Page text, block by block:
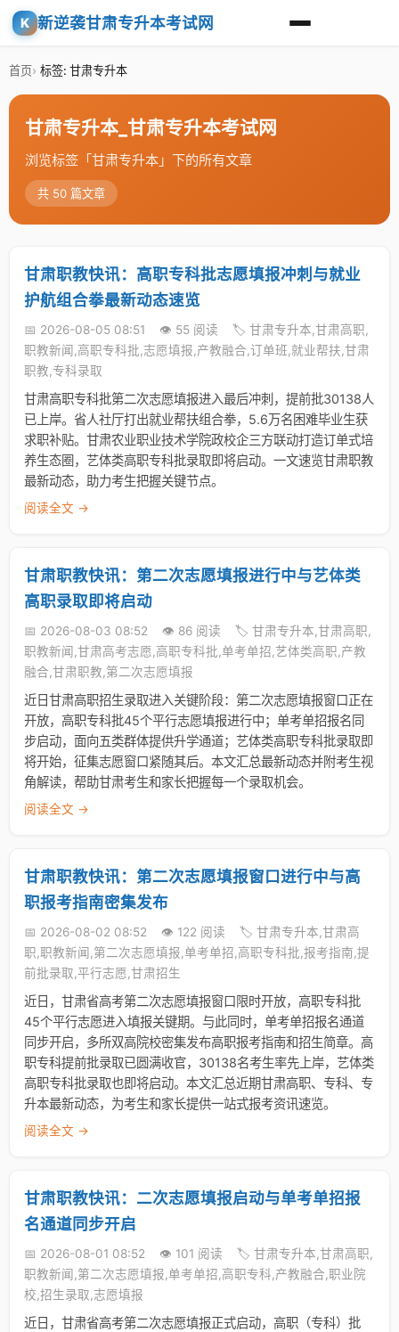
K 新逆袭甘肃专升本考试网
首页 标签: 甘肃专升本
甘肃专升本_甘肃专升本考试网
浏览标签「甘肃专升本」下的所有文章
共 50 篇文章
甘肃职教快讯：高职专科批志愿填报冲刺与就业
护航组合拳最新动态速览
📅 2026-08-05 08:51 👁️ 55 阅读
🏷️ 甘肃专升本,甘肃高职,
职教新闻,高职专科批,志愿填报,产教融合,订单班,就业帮扶,甘肃
职教,专科录取
甘肃高职专科批第二次志愿填报进入最后冲刺，提前批30138人
已上岸。省人社厅打出就业帮扶组合拳，5.6万名困难毕业生获
求职补贴。甘肃农业职业技术学院政校企三方联动打造订单式培
养生态圈，艺体类高职专科批录取即将启动。一文速览甘肃职教
最新动态，助力考生把握关键节点。
阅读全文 →
甘肃职教快讯：第二次志愿填报进行中与艺体类
高职录取即将启动
📅 2026-08-03 08:52 👁️ 86 阅读
🏷️ 甘肃专升本,甘肃高职,
职教新闻,甘肃高考志愿,高职专科批,单考单招,艺体类高职,产教
融合,甘肃职教,第二次志愿填报
近日甘肃高职招生录取进入关键阶段：第二次志愿填报窗口正在
开放，高职专科批45个平行志愿填报进行中；单考单招报名同
步启动，面向五类群体提供升学通道；艺体类高职专科批录取即
将开始，征集志愿窗口紧随其后。本文汇总最新动态并附考生视
角解读，帮助甘肃考生和家长把握每一个录取机会。
阅读全文 →
甘肃职教快讯：第二次志愿填报窗口进行中与高
职报考指南密集发布
📅 2026-08-02 08:52 👁️ 122 阅读
🏷️ 甘肃专升本,甘肃高
职,职教新闻,第二次志愿填报,单考单招,高职专科批,报考指南,提
前批录取,平行志愿,甘肃招生
近日，甘肃省高考第二次志愿填报窗口限时开放，高职专科批
45个平行志愿进入填报关键期。与此同时，单考单招报名通道
同步开启，多所双高院校密集发布高职报考指南和招生简章。高
职专科提前批录取已圆满收官，30138名考生率先上岸，艺体类
高职专科批录取也即将启动。本文汇总近期甘肃高职、专科、专
升本最新动态，为考生和家长提供一站式报考资讯速览。
阅读全文 →
甘肃职教快讯：二次志愿填报启动与单考单招报
名通道同步开启
📅 2026-08-01 08:52 👁️ 101 阅读
🏷️ 甘肃专升本,甘肃高职,
职教新闻,第二次志愿填报,单考单招,高职专科,产教融合,职业院
校,招生录取,志愿填报
近日，甘肃省高考第二次志愿填报正式启动，高职（专科）批